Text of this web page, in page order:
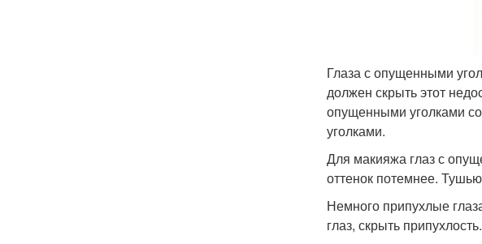
Глаза с опущенными
должен скрыть этот
опущенными уголками
уголками.
Для макияжа глаз с
оттенок потемнее.
Немного припухлые
глаз, скрыть